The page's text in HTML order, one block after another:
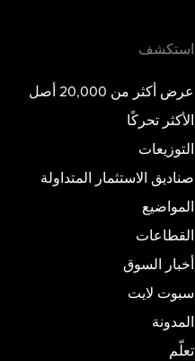
استكشف
عرض أكثر من 20,000 أصل
الأكثر تحركًا
التوزيعات
صناديق الاستثمار المتداولة
المواضيع
القطاعات
أخبار السوق
سبوت لايت
المدونة
تعلّم